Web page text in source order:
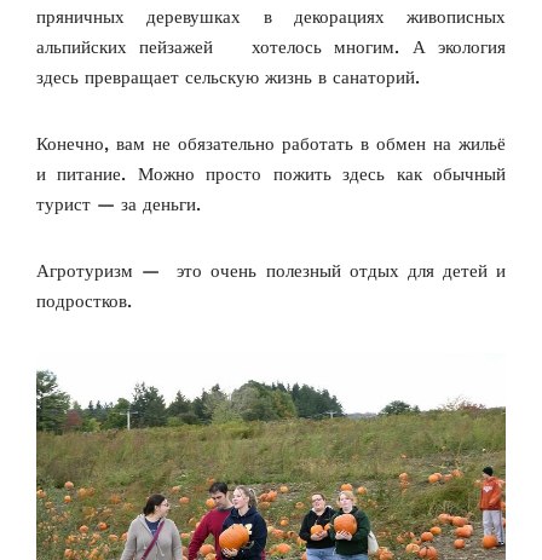
пряничных деревушках в декорациях живописных
альпийских пейзажей хотелось многим. А экология
здесь превращает сельскую жизнь в санаторий.
Конечно, вам не обязательно работать в обмен на жильё
и питание. Можно просто пожить здесь как обычный
турист — за деньги.
Агротуризм — это очень полезный отдых для детей и
подростков.